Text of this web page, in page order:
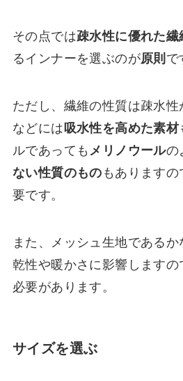
その点では疎水性に優れた繊
るインナーを選ぶのが原則 で
ただし、繊維の性質は疎水性
などには 吸水性を高めた素材
ルであっても メリノウールの
ない性質のもの もあります
要です。
また、メッシュ生地である
乾性や暖かさに影響します
必要があります。
サイズを選ぶ